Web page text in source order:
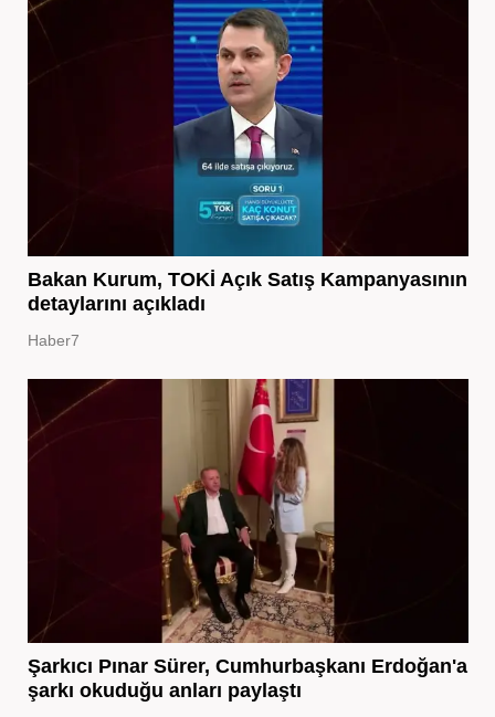
Bakan Kurum, TOKİ Açık Satış Kampanyasının
detaylarını açıkladı
Haber7
Şarkıcı Pınar Sürer, Cumhurbaşkanı Erdoğan'a
şarkı okuduğu anları paylaştı